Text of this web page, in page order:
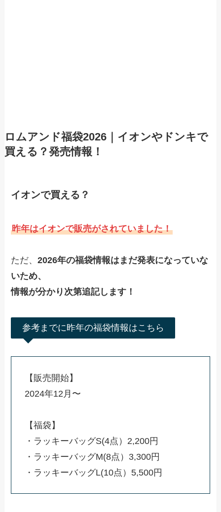
ロムアンド福袋2026｜イオンやドンキで
買える？発売情報！
イオンで買える？
昨年はイオンで販売がされていました！
ただ、2026年の福袋情報はまだ発表になっていな
いため、
情報が分かり次第追記します！
参考までに昨年の福袋情報はこちら
【販売開始】
2024年12月〜
【福袋】
・ラッキーバッグS(4点）2,200円
・ラッキーバッグM(8点）3,300円
・ラッキーバッグL(10点）5,500円